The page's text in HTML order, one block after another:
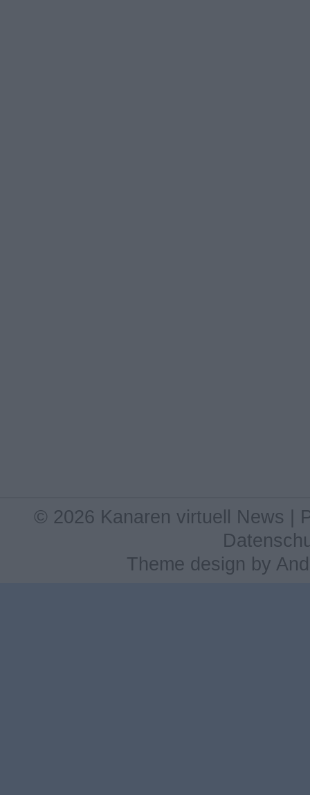
© 2026 Kanaren virtuell News |
Theme design by